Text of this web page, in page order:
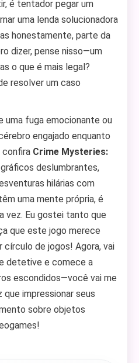
é tentador pegar um
uma lenda solucionadora
honestamente, parte da
dizer, pense nisso—um
o que é mais legal?
resolver um caso
uma fuga emocionante ou
engajado enquanto
confira Crime Mysteries:
gráficos deslumbrantes,
hilárias com
uma mente própria, é
vez. Eu gostei tanto que
que este jogo merece
círculo de jogos! Agora, vai
detetive e comece a
escondidos—você vai me
que impressionar seus
sobre objetos